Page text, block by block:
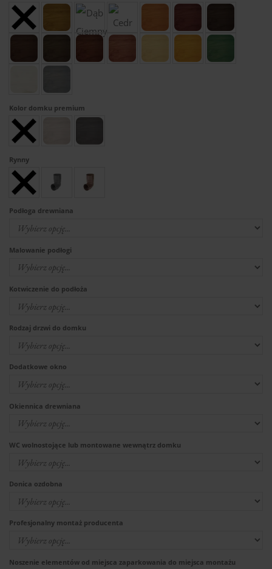
Kolor domku premium
Rynny
Podłoga drewniana
Malowanie podłogi
Kotwiczenie do podłoża
Rodzaj drzwi do domku
Dodatkowe okno
Okiennica drewniana
WC wolnostojące lub montowane wewnątrz domku
Donica ozdobna
Profesjonalny montaż producenta
Noszenie elementów od miejsca zaparkowania do miejsca montażu